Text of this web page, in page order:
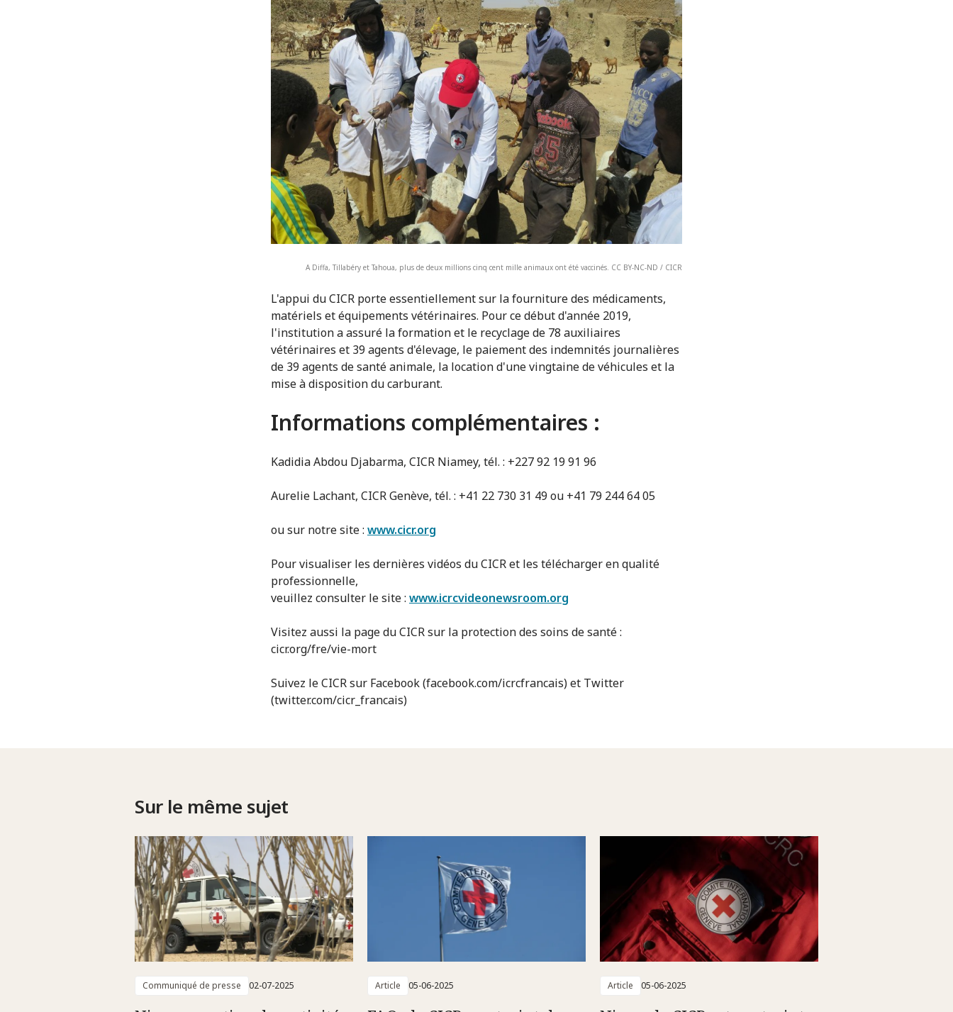
A Diffa, Tillabéry et Tahoua, plus de deux millions cinq cent mille animaux ont été vaccinés. CC BY-NC-ND / CICR
L'appui du CICR porte essentiellement sur la fourniture des médicaments,
matériels et équipements vétérinaires. Pour ce début d'année 2019,
l'institution a assuré la formation et le recyclage de 78 auxiliaires
vétérinaires et 39 agents d'élevage, le paiement des indemnités journalières
de 39 agents de santé animale, la location d'une vingtaine de véhicules et la
mise à disposition du carburant.
Informations complémentaires :
Kadidia Abdou Djabarma, CICR Niamey, tél. : +227 92 19 91 96
Aurelie Lachant, CICR Genève, tél. : +41 22 730 31 49 ou +41 79 244 64 05
ou sur notre site : www.cicr.org
Pour visualiser les dernières vidéos du CICR et les télécharger en qualité
professionnelle,
veuillez consulter le site : www.icrcvideonewsroom.org
Visitez aussi la page du CICR sur la protection des soins de santé :
cicr.org/fre/vie-mort
Suivez le CICR sur Facebook (facebook.com/icrcfrancais) et Twitter
(twitter.com/cicr_francais)
Sur le même sujet
Communiqué de presse 02-07-2025 Article 05-06-2025 Article 05-06-2025